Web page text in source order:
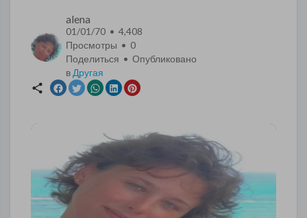
alena
01/01/70 • 4,408
Просмотры • 0
Поделиться • Опубликовано
в Другая